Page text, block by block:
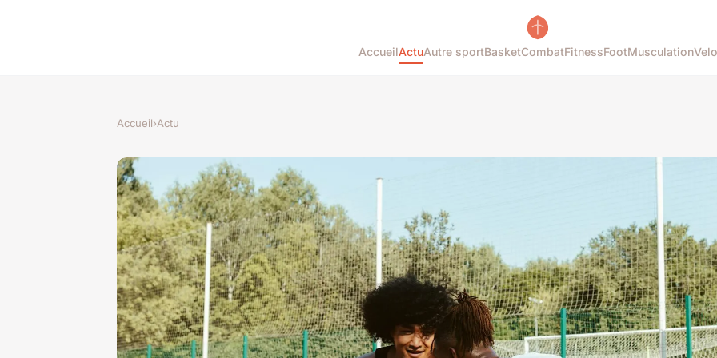
AccueilActuAutre sportBasketCombatFitnessFootMusculationVelo
Accueil›Actu